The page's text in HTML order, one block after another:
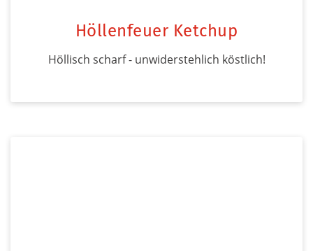
Höllenfeuer Ketchup
Höllisch scharf - unwiderstehlich köstlich!